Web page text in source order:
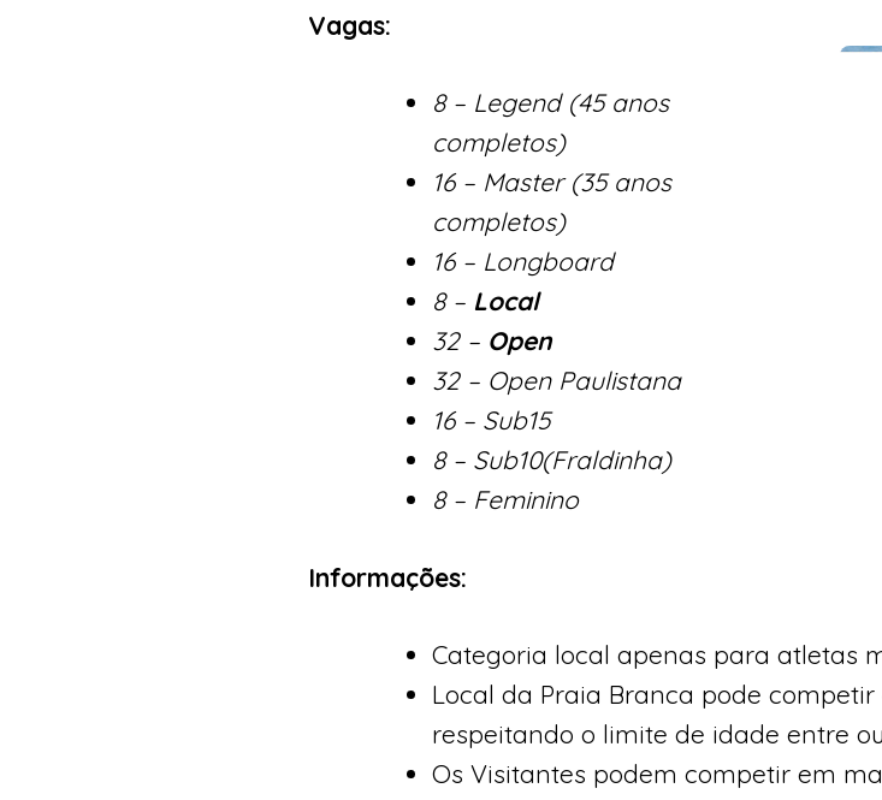
Vagas:
8 – Legend (45 anos
completos)
16 – Master (35 anos
completos)
16 – Longboard
8 – Local
32 – Open
32 – Open Paulistana
16 – Sub15
8 – Sub10(Fraldinha)
8 – Feminino
Informações:
Categoria local apenas para atletas
Local da Praia Branca pode
respeitando o limite de idade entre
Os Visitantes podem competir em